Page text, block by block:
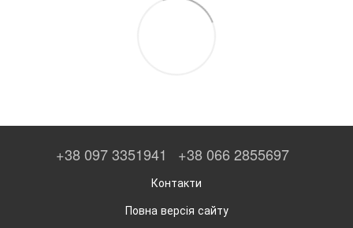
+38 097 3351941 +38 066 2855697
Контакти
Повна версія сайту